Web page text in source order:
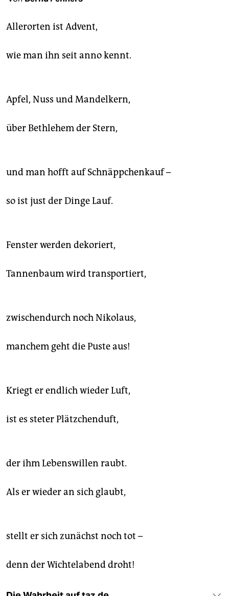
veranstaltungen
shop
genossenschaft
epaper login
Allerorten ist Advent,
wie man ihn seit anno kennt.
Apfel, Nuss und Mandelkern,
über Bethlehem der Stern,
und man hofft auf Schnäppchenkauf –
so ist just der Dinge Lauf.
Fenster werden dekoriert,
Tannenbaum wird transportiert,
zwischendurch noch Nikolaus,
manchem geht die Puste aus!
Kriegt er endlich wieder Luft,
ist es steter Plätzchenduft,
der ihm Lebenswillen raubt.
Als er wieder an sich glaubt,
stellt er sich zunächst noch tot –
denn der Wichtelabend droht!